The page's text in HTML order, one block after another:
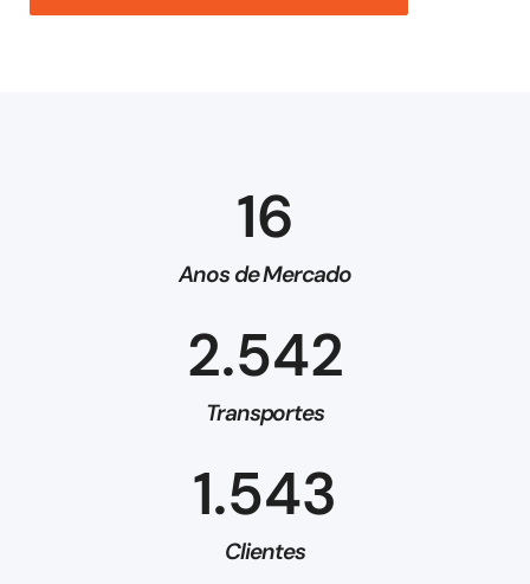
Anos de Mercado
16
Transportes
2.542
Clientes
1.543